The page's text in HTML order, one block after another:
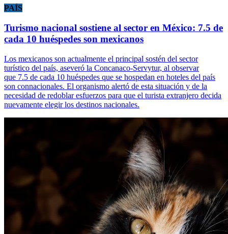
PAÍS
Turismo nacional sostiene al sector en México: 7.5 de
cada 10 huéspedes son mexicanos
Los mexicanos son actualmente el principal sostén del sector
turístico del país, aseveró la Concanaco-Servytur, al observar
que 7.5 de cada 10 huéspedes que se hospedan en hoteles del país
son connacionales. El organismo alertó de esta situación y de la
necesidad de redoblar esfuerzos para que el turista extranjero decida
nuevamente elegir los destinos nacionales.